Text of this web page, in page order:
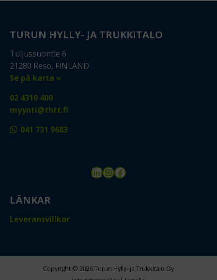
TURUN HYLLY- JA TRUKKITALO
Tuijussuontie 6
21280 Reso, FINLAND
Se på karta »
02 4310 400
myynti@thtt.fi
041 731 9683
LinkedIn
Instagram
Facebook
LÄNKAR
Leveransvillkor
Copyright © 2026 Turun Hylly- ja Trukkitalo Oy